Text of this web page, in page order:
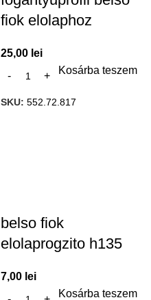
fiok elolaphoz
25,00 lei
Kosárba teszem
SKU: 552.72.817
belso fiok
elolaprogzito h135
7,00 lei
Kosárba teszem